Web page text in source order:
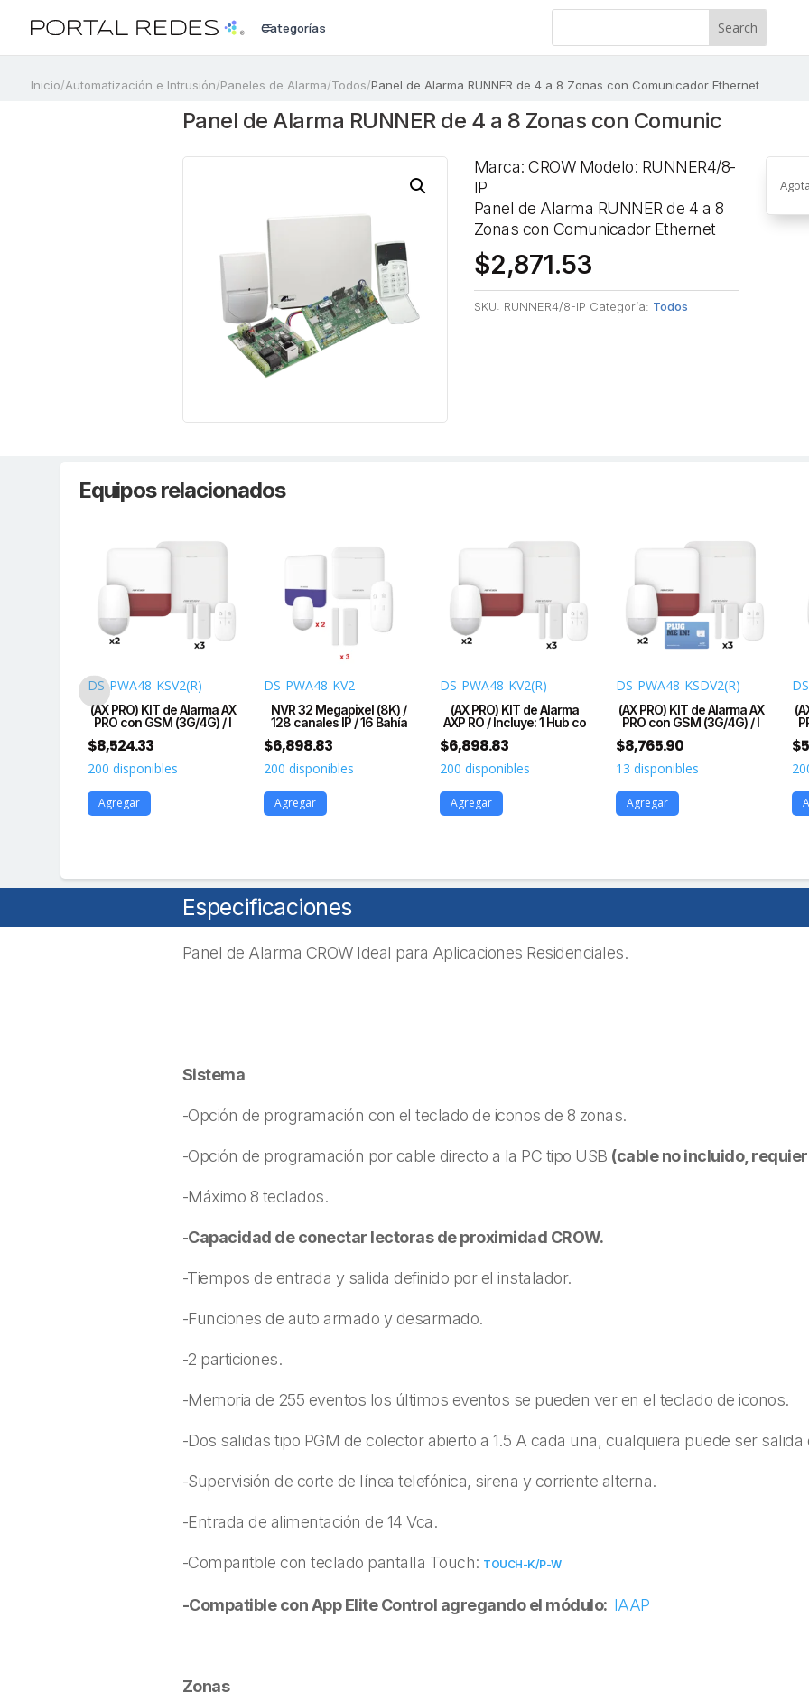
a
Categorías
Inicio/Automatización e Intrusión/Paneles de Alarma/Todos/Panel de Alarma RUNNER de 4 a 8 Zonas con Comunicador Ethernet
Panel de Alarma RUNNER de 4 a 8 Zonas con Comunic
Marca: CROW Modelo: RUNNER4/8-
IP
Panel de Alarma RUNNER de 4 a 8
Zonas con Comunicador Ethernet
$2,871.53
SKU: RUNNER4/8-IP Categoría: Todos
Equipos relacionados
DS-PWA48-KSV2(R)
(AX PRO) KIT de Alarma AX
PRO con GSM (3G/4G) / I
$8,524.33
200 disponibles
Agregar
DS-PWA48-KV2
NVR 32 Megapixel (8K) /
128 canales IP / 16 Bahía
$6,898.83
200 disponibles
Agregar
DS-PWA48-KV2(R)
(AX PRO) KIT de Alarma
AXP RO / Incluye: 1 Hub co
$6,898.83
200 disponibles
Agregar
DS-PWA48-KSDV2(R)
(AX PRO) KIT de Alarma AX
PRO con GSM (3G/4G) / I
$8,765.90
13 disponibles
Agregar
$
Especificaciones
Panel de Alarma CROW Ideal para Aplicaciones Residenciales.
Sistema
-Opción de programación con el teclado de iconos de 8 zonas.
-Opción de programación por cable directo a la PC tipo USB (cable no incluido,
-Máximo 8 teclados.
-Capacidad de conectar lectoras de proximidad CROW.
-Tiempos de entrada y salida definido por el instalador.
-Funciones de auto armado y desarmado.
-2 particiones.
-Memoria de 255 eventos los últimos eventos se pueden ver en el teclado de iconos.
-Dos salidas tipo PGM de colector abierto a 1.5 A cada una, cualquiera puede ser salida
-Supervisión de corte de línea telefónica, sirena y corriente alterna.
-Entrada de alimentación de 14 Vca.
-Comparitble con teclado pantalla Touch: TOUCH-K/P-W
-Compatible con App Elite Control agregando el módulo: IAAP
Zonas